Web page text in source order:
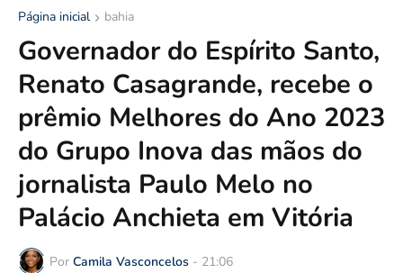
Página inicial bahia
Governador do Espírito Santo,
Renato Casagrande, recebe o
prêmio Melhores do Ano 2023
do Grupo Inova das mãos do
jornalista Paulo Melo no
Palácio Anchieta em Vitória
Por Camila Vasconcelos - 21:06